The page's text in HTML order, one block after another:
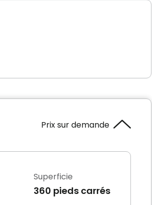
Prix sur demande
Superficie
360 pieds carrés